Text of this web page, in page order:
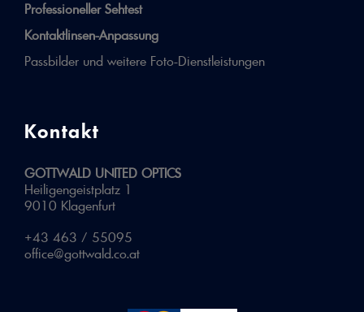
Professioneller Sehtest
Kontaktlinsen-Anpassung
Passbilder und weitere Foto-Dienstleistungen
Kontakt
GOTTWALD UNITED OPTICS
Heiligengeistplatz 1
9010 Klagenfurt
+43 463 / 55095
office@gottwald.co.at